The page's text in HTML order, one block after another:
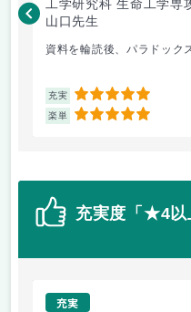
工学研究科 生命工学専
山口先生
資料を輪読後、パラドック
充実 5
楽単 5
充実度「★4以
充実